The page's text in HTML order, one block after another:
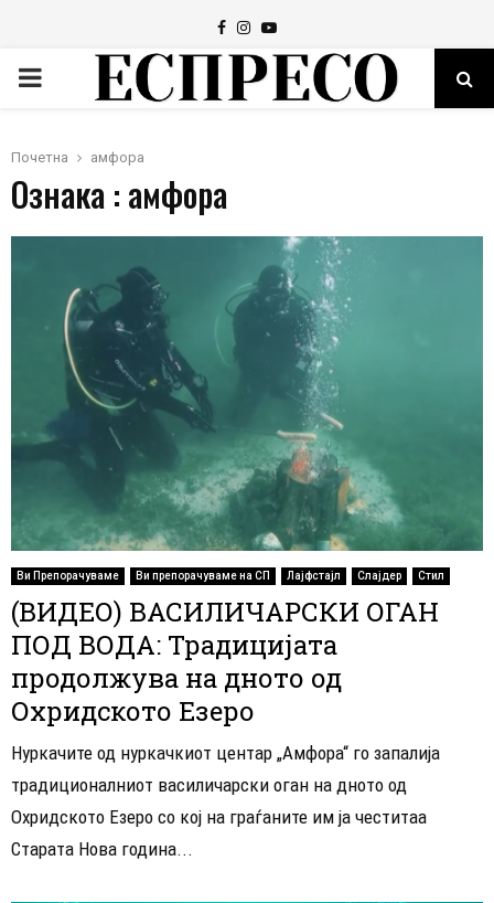
Facebook
Instagram
Youtube
PRIMARY
Почетна амфора
Ознака : амфора
Ви Препорачуваме Ви препорачуваме на СП Лајфстајл Слајдер Стил
(ВИДЕО) ВАСИЛИЧАРСКИ ОГАН
ПОД ВОДА: Традицијата
продолжува на дното од
Охридското Езеро
Нуркачите од нуркачкиот центар „Амфора“ го запалија
традиционалниот василичарски оган на дното од
Охридското Езеро со кој на граѓаните им ја честитаа
Старата Нова година...